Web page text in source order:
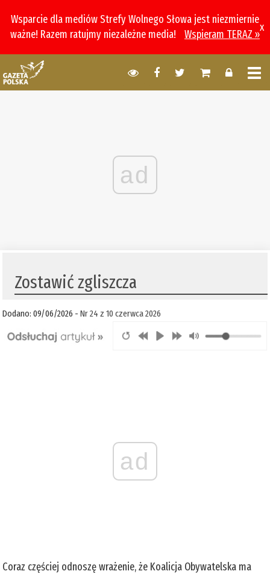
Wsparcie dla mediów Strefy Wolnego Słowa jest niezmiernie
ważne! Razem ratujmy niezależne media!
Wspieram TERAZ »
x
ad
Zostawić zgliszcza
Dodano: 09/06/2026 -Nr 24 z 10 czerwca 2026
ad
Coraz częściej odnoszę wrażenie, że Koalicja Obywatelska ma